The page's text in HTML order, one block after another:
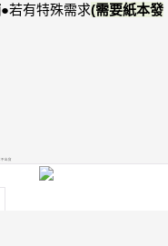
●若有特殊需求(需要紙本發
出貨